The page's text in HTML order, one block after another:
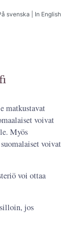
svenska In English
matkustavat
voivat
Myös
voivat
voi ottaa
jos